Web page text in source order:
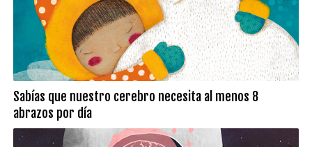
Sabías que nuestro cerebro necesita al menos 8
abrazos por día